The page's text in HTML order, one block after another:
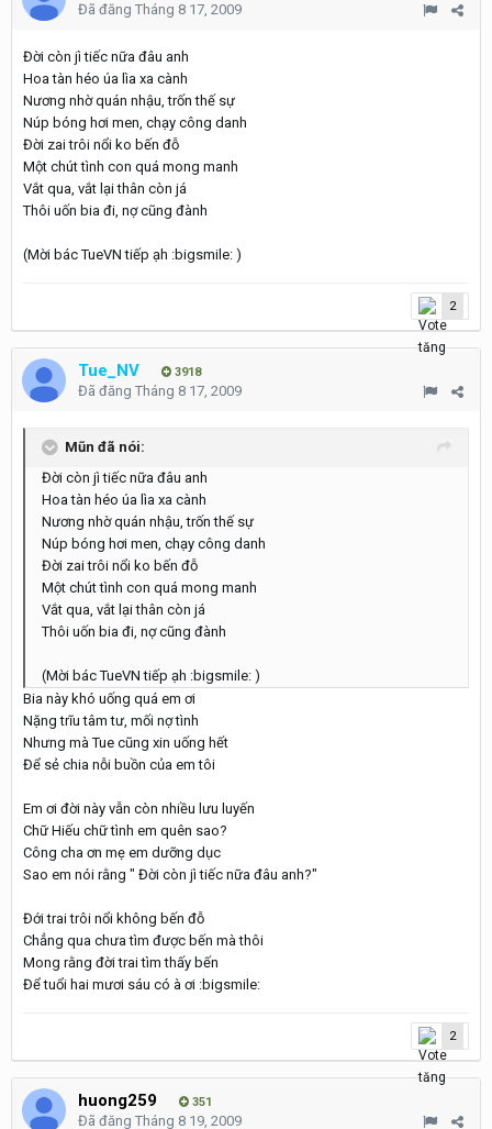
Đã đăng Tháng 8 17, 2009
Đời còn jì tiếc nữa đâu anh
Hoa tàn héo úa lìa xa cành
Nương nhờ quán nhậu, trốn thế sự
Núp bóng hơi men, chạy công danh
Đời zai trôi nổi ko bến đỗ
Một chút tình con quá mong manh
Vắt qua, vắt lại thân còn já
Thôi uốn bia đi, nợ cũng đành
(Mời bác TueVN tiếp ạh :bigsmile: )
2
Tue_NV 3918
Đã đăng Tháng 8 17, 2009
Mũn đã nói:
Đời còn jì tiếc nữa đâu anh
Hoa tàn héo úa lìa xa cành
Nương nhờ quán nhậu, trốn thế sự
Núp bóng hơi men, chạy công danh
Đời zai trôi nổi ko bến đỗ
Một chút tình con quá mong manh
Vắt qua, vắt lại thân còn já
Thôi uốn bia đi, nợ cũng đành
(Mời bác TueVN tiếp ạh :bigsmile: )
Bia này khó uống quá em ơi
Nặng trĩu tâm tư, mối nợ tình
Nhưng mà Tue cũng xin uống hết
Để sẻ chia nỗi buồn của em tôi
Em ơi đời này vẫn còn nhiều lưu luyến
Chữ Hiếu chữ tình em quên sao?
Công cha ơn mẹ em dưỡng dục
Sao em nói rằng " Đời còn jì tiếc nữa đâu anh?"
Đới trai trôi nổi không bến đỗ
Chẳng qua chưa tìm được bến mà thôi
Mong rằng đời trai tìm thấy bến
Để tuổi hai mươi sáu có à ơi :bigsmile:
2
huong259 351
Đã đăng Tháng 8 19, 2009